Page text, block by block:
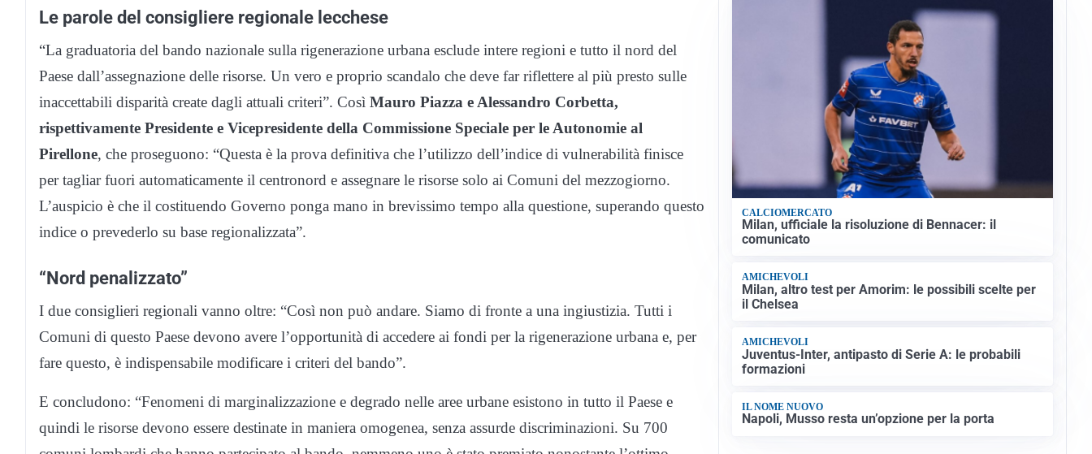
Le parole del consigliere regionale lecchese
“La graduatoria del bando nazionale sulla rigenerazione urbana esclude intere regioni e tutto il nord del
Paese dall’assegnazione delle risorse. Un vero e proprio scandalo che deve far riflettere al più presto sulle
inaccettabili disparità create dagli attuali criteri”. Così Mauro Piazza e Alessandro Corbetta,
rispettivamente Presidente e Vicepresidente della Commissione Speciale per le Autonomie al
Pirellone, che proseguono: “Questa è la prova definitiva che l’utilizzo dell’indice di vulnerabilità finisce
per tagliar fuori automaticamente il centronord e assegnare le risorse solo ai Comuni del mezzogiorno.
L’auspicio è che il costituendo Governo ponga mano in brevissimo tempo alla questione, superando questo
indice o prevederlo su base regionalizzata”.
“Nord penalizzato”
I due consiglieri regionali vanno oltre: “Così non può andare. Siamo di fronte a una ingiustizia. Tutti i
Comuni di questo Paese devono avere l’opportunità di accedere ai fondi per la rigenerazione urbana e, per
fare questo, è indispensabile modificare i criteri del bando”.
E concludono: “Fenomeni di marginalizzazione e degrado nelle aree urbane esistono in tutto il Paese e
quindi le risorse devono essere destinate in maniera omogenea, senza assurde discriminazioni. Su 700
CALCIOMERCATO
Milan, ufficiale la risoluzione di Bennacer: il
comunicato
AMICHEVOLI
Milan, altro test per Amorim: le possibili scelte per
il Chelsea
AMICHEVOLI
Juventus-Inter, antipasto di Serie A: le probabili
formazioni
IL NOME NUOVO
Napoli, Musso resta un’opzione per la porta